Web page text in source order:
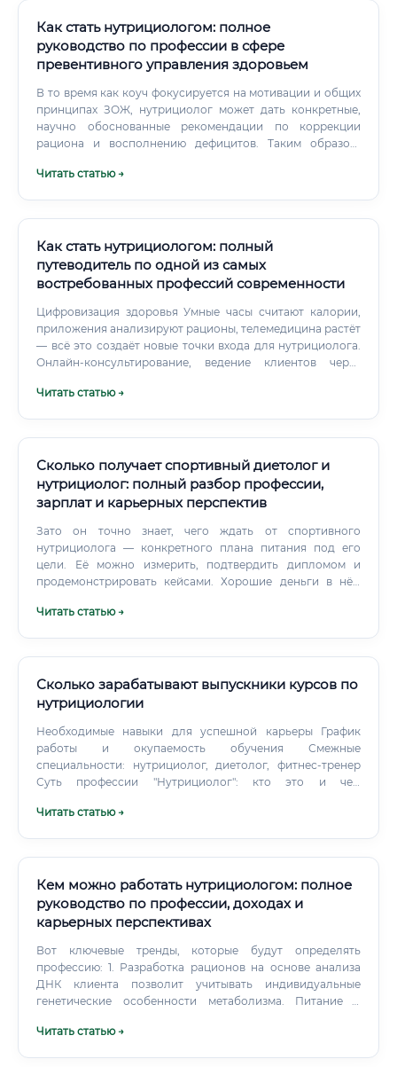
Как стать нутрициологом: полное
руководство по профессии в сфере
превентивного управления здоровьем
В то время как коуч фокусируется на мотивации и общих
принципах ЗОЖ, нутрициолог может дать конкретные,
научно обоснованные рекомендации по коррекции
рациона и восполнению дефицитов. Таким образом,
научную глубину, превентивный подход и доступность
Читать статью →
Как стать нутрициологом: полный
путеводитель по одной из самых
востребованных профессий современности
Цифровизация здоровья Умные часы считают калории,
приложения анализируют рационы, телемедицина растёт
— всё это создаёт новые точки входа для нутрициолога.
Онлайн-консультирование, ведение клиентов через
это рынок, который только начинает формироваться.
Читать статью →
Сколько получает спортивный диетолог и
нутрициолог: полный разбор профессии,
зарплат и карьерных перспектив
Зато он точно знает, чего ждать от спортивного
нутрициолога — конкретного плана питания под его
цели. Её можно измерить, подтвердить дипломом и
продемонстрировать кейсами. Хорошие деньги в нём
клиента.
Читать статью →
Сколько зарабатывают выпускники курсов по
нутрициологии
Необходимые навыки для успешной карьеры График
работы и окупаемость обучения Смежные
специальности: нутрициолог, диетолог, фитнес-тренер
Суть профессии "Нутрициолог": кто это и чем
занимается изучением влияния пищи и процесса питания
Читать статью →
Кем можно работать нутрициологом: полное
руководство по профессии, доходах и
карьерных перспективах
Вот ключевые тренды, которые будут определять
профессию: 1. Разработка рационов на основе анализа
ДНК клиента позволит учитывать индивидуальные
генетические особенности метаболизма. Питание с
персонализированного подхода.
Читать статью →